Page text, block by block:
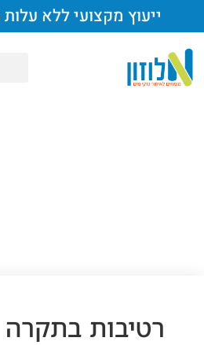
ייעוץ מקצועי ללא עלות 052-831-8396
רטיבות בתקרה